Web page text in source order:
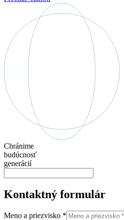
Chránime
budúcnosť
generácií
Kontaktný formulár
Meno a priezvisko *